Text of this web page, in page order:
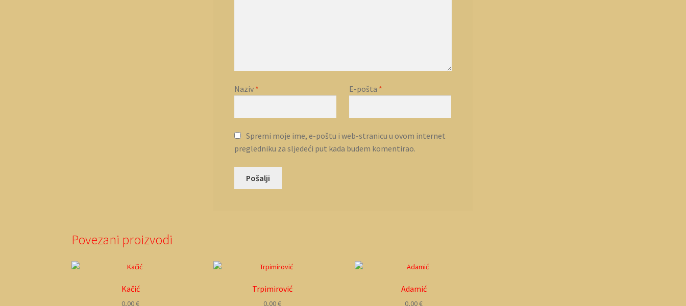
Naziv * E-pošta *
Spremi moje ime, e-poštu i web-stranicu u ovom internet
pregledniku za sljedeći put kada budem komentirao.
Povezani proizvodi
Kačić
0,00€
Trpimirović
0,00€
Adamić
0,00€